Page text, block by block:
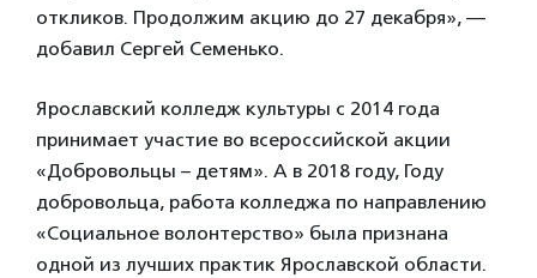
откликов. Продолжим акцию до 27 декабря», —
добавил Сергей Семенько.
Ярославский колледж культуры с 2014 года
принимает участие во всероссийской акции
«Добровольцы – детям». А в 2018 году, Году
добровольца, работа колледжа по направлению
«Социальное волонтерство» была признана
одной из лучших практик Ярославской области.